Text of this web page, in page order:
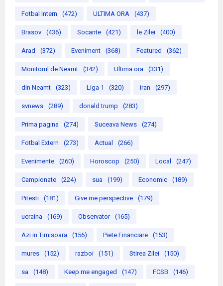
Fotbal Intern (472) ULTIMA ORA (437)
Brasov (436) Socante (421) le Zilei (400)
Arad (372) Eveniment (368) Featured (362)
Monitorul de Neamt (342) Ultima ora (331)
din Neamt (323) Liga 1 (320) iran (297)
svnews (289) donald trump (283)
Prima pagina (274) Suceava News (274)
Fotbal Extern (273) Actual (266)
Evenimente (260) Horoscop (250) Local (247)
Campionate (224) sua (199) Economic (189)
Pitesti (181) Give me perspective (179)
ucraina (169) Observator (165)
Azi in Timisoara (156) Piete Financiare (153)
mures (152) razboi (151) Stirea Zilei (150)
sa (148) Keep me engaged (147) FCSB (146)